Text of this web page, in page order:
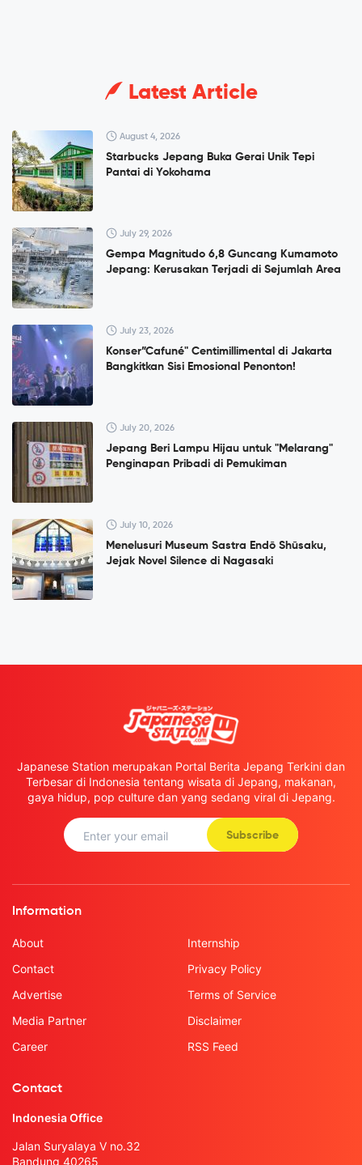
Latest Article
August 4, 2026
Starbucks Jepang Buka Gerai Unik Tepi
Pantai di Yokohama
July 29, 2026
Gempa Magnitudo 6,8 Guncang Kumamoto
Jepang: Kerusakan Terjadi di Sejumlah Area
July 23, 2026
Konser”Cafuné" Centimillimental di Jakarta
Bangkitkan Sisi Emosional Penonton!
July 20, 2026
Jepang Beri Lampu Hijau untuk "Melarang"
Penginapan Pribadi di Pemukiman
July 10, 2026
Menelusuri Museum Sastra Endō Shūsaku,
Jejak Novel Silence di Nagasaki
Japanese Station merupakan Portal Berita Jepang Terkini dan
Terbesar di Indonesia tentang wisata di Jepang, makanan,
gaya hidup, pop culture dan yang sedang viral di Jepang.
Subscribe
Information
About
Contact
Advertise
Media Partner
Career
Internship
Privacy Policy
Terms of Service
Disclaimer
RSS Feed
Contact
Indonesia Office
Jalan Suryalaya V no.32
Bandung 40265